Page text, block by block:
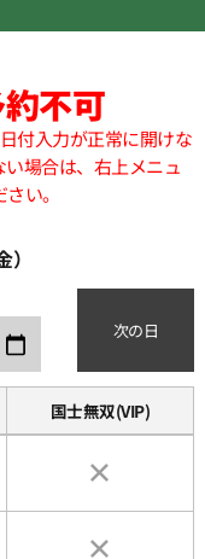
不可
付入力が正常に開けな
場合は、右上メニュ
い。
次の日
国士無双(VIP)